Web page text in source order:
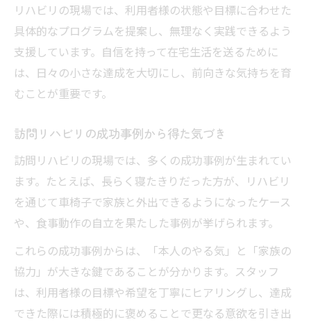
セラピストの声かけが自主性を引き出す力
訪問リハビリにおける褒めの心理的効果
リハビリの現場では、利用者様の状態や目標に合わせた
具体的なプログラムを提案し、無理なく実践できるよう
支援しています。自信を持って在宅生活を送るために
は、日々の小さな達成を大切にし、前向きな気持ちを育
むことが重要です。
訪問リハビリの成功事例から得た気づき
訪問リハビリの現場では、多くの成功事例が生まれてい
ます。たとえば、長らく寝たきりだった方が、リハビリ
を通じて車椅子で家族と外出できるようになったケース
や、食事動作の自立を果たした事例が挙げられます。
これらの成功事例からは、「本人のやる気」と「家族の
協力」が大きな鍵であることが分かります。スタッフ
は、利用者様の目標や希望を丁寧にヒアリングし、達成
できた際には積極的に褒めることで更なる意欲を引き出